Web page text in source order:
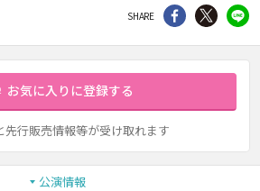
SHARE シェア Twitter
お気に入りに登録する
先行販売情報等が受け取れます
公演情報